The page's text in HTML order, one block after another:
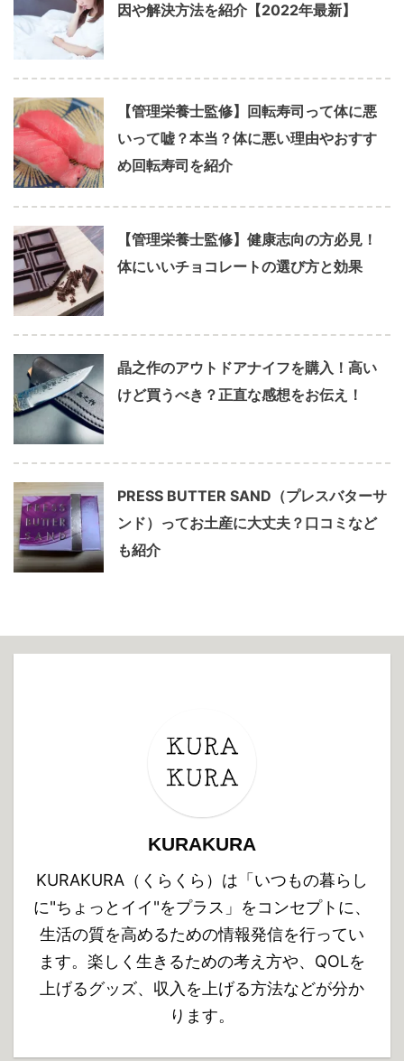
因や解決方法を紹介【2022年最新】
【管理栄養士監修】回転寿司って体に悪
いって嘘？本当？体に悪い理由やおすす
め回転寿司を紹介
【管理栄養士監修】健康志向の方必見！
体にいいチョコレートの選び方と効果
晶之作のアウトドアナイフを購入！高い
けど買うべき？正直な感想をお伝え！
PRESS BUTTER SAND（プレスバターサ
ンド）ってお土産に大丈夫？口コミなど
も紹介
KURAKURA
KURAKURA（くらくら）は「いつもの暮らし
に"ちょっとイイ"をプラス」をコンセプトに、
生活の質を高めるための情報発信を行ってい
ます。楽しく生きるための考え方や、QOLを
上げるグッズ、収入を上げる方法などが分か
ります。